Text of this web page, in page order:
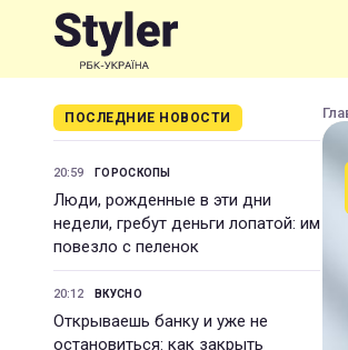
ПОСЛЕДНИЕ НОВОСТИ
20:59 ГОРОСКОПЫ
Люди, рожденные в эти дни
недели, гребут деньги лопатой: им
повезло с пеленок
20:12 ВКУСНО
Открываешь банку и уже не
остановиться: как закрыть